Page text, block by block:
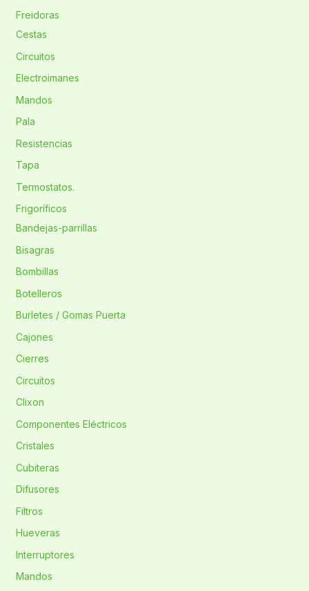
Freidoras
Cestas
Circuitos
Electroimanes
Mandos
Pala
Resistencias
Tapa
Termostatos.
Frigoríficos
Bandejas-parrillas
Bisagras
Bombillas
Botelleros
Burletes / Gomas Puerta
Cajones
Cierres
Circuitos
Clixon
Componentes Eléctricos
Cristales
Cubiteras
Difusores
Filtros
Hueveras
Interruptores
Mandos